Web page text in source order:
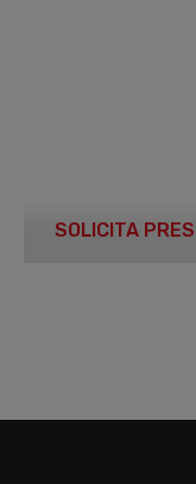
SOLICITA